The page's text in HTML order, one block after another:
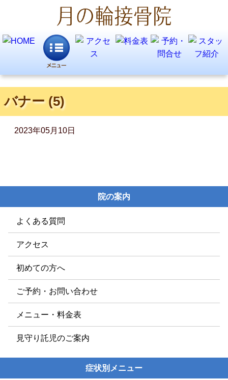
バナー (5)
2023年05月10日
院の案内
よくある質問
アクセス
初めての方へ
ご予約・お問い合わせ
メニュー・料金表
見守り託児のご案内
症状別メニュー